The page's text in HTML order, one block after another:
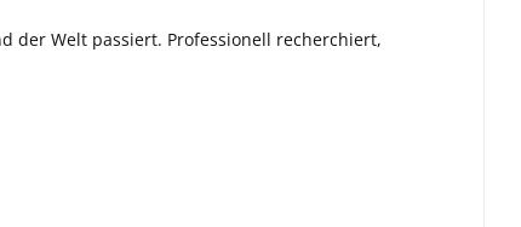
der Welt passiert. Professionell recherchiert,